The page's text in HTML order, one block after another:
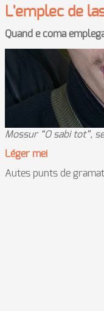
L'emplec de
Quand e coma
Mossur “O sabi tot”,
Léger mei
Autes punts de